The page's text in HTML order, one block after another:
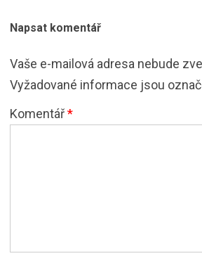
Napsat komentář
Vaše e-mailová adresa nebude
Vyžadované informace jsou
Komentář*